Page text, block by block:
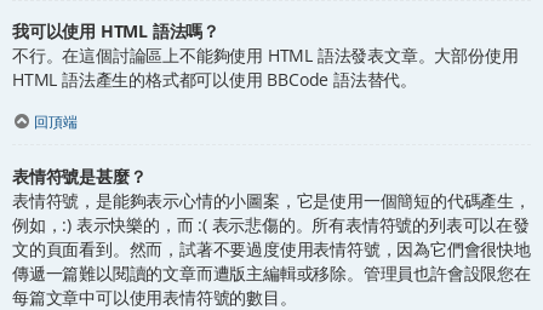
我可以使用 HTML 語法嗎？
不行。在這個討論區上不能夠使用 HTML 語法發表文章。大部份使用
HTML 語法產生的格式都可以使用 BBCode 語法替代。
回頂端
表情符號是甚麼？
表情符號，是能夠表示心情的小圖案，它是使用一個簡短的代碼產生，
例如，:) 表示快樂的，而 :( 表示悲傷的。所有表情符號的列表可以在發
文的頁面看到。然而，試著不要過度使用表情符號，因為它們會很快地
傳遞一篇難以閱讀的文章而遭版主編輯或移除。管理員也許會設限您在
每篇文章中可以使用表情符號的數目。